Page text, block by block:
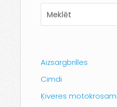
Aizsargbrilles
Cimdi
Ķiveres motokrosam